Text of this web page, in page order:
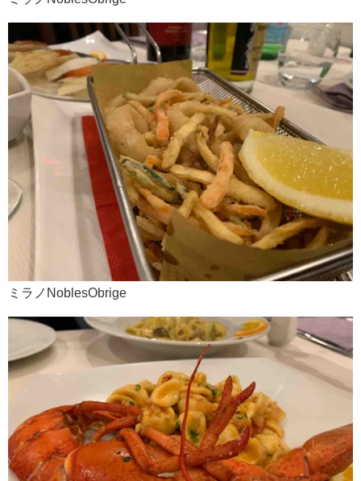
ミラノNoblesObrige